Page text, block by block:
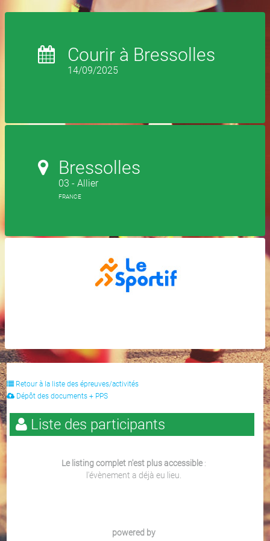
Courir à Bressolles
14/09/2025
Bressolles
03 - Allier
FRANCE
Retour à la liste des épreuves/activités
Dépôt des documents + PPS
Liste des participants
Le listing complet n'est plus accessible:
l'évènement a déjà eu lieu.
powered by